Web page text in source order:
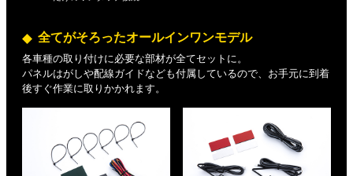
全てがそろったオールインワンモデル
各車種の取り付けに必要な部材が全てセットに。
パネルはがしや配線ガイドなども付属しているので、お手元に到着
後すぐ作業に取りかかれます。